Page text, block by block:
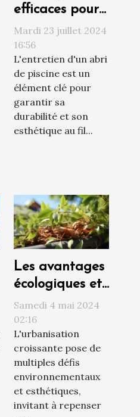
efficaces pour
le nettoyage et
l'entretien des
abris de
piscine
Mardi 23 juillet 2024
16:56
L'entretien d'un abri
de piscine est un
élément clé pour
garantir sa
durabilité et son
esthétique au fil...
Les avantages
écologiques et
esthétiques de
l'intégration
des saules
crevettes dans
les jardins
urbains
Samedi 4 mai 2024
02:16
L'urbanisation
croissante pose de
multiples défis
environnementaux
et esthétiques,
invitant à repenser